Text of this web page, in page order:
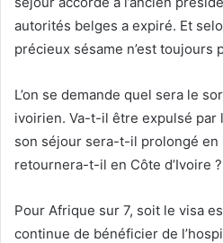
autorités belges a expiré. Et
précieux sésame n’est toujours
L’on se demande quel sera le
ivoirien. Va-t-il être expulsé par
son séjour sera-t-il prolongé en
retournera-t-il en Côte d’Ivoire ?
Pour Afrique sur 7, soit le visa
continue de bénéficier de